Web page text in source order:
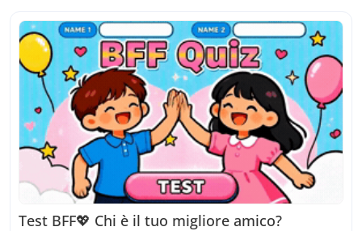
Test BFF💖 Chi è il tuo migliore amico?